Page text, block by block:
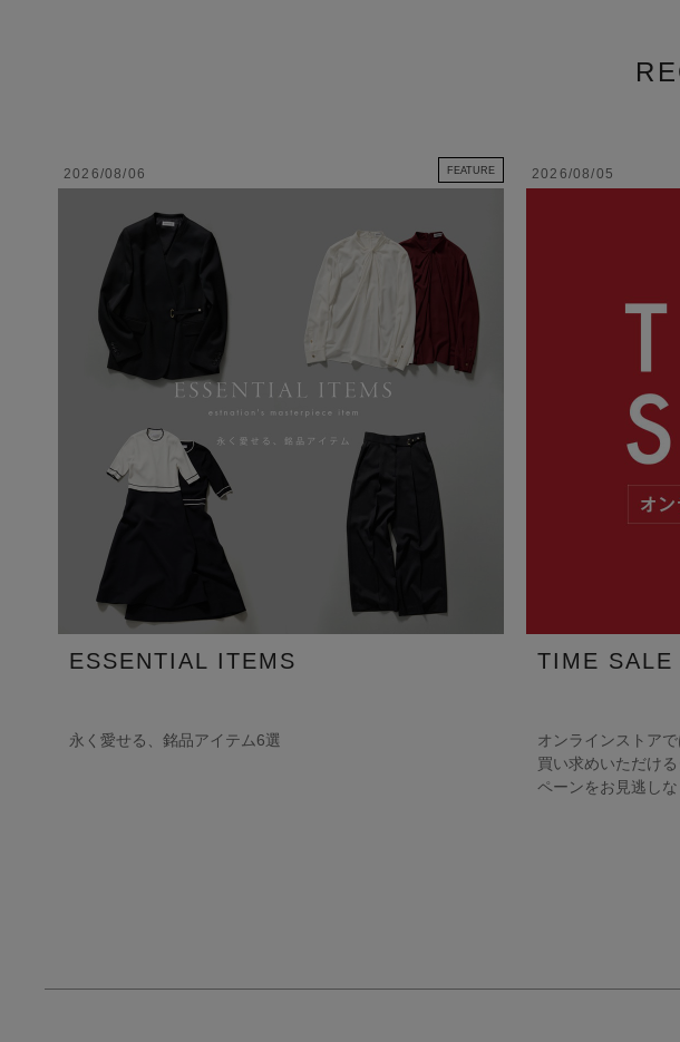
2026/08/06 FEATURE
ESSENTIAL ITEMS
永く愛せる、銘品アイテム6選
2026/08/05
オンラインストア
買い求めいただけ
ペーンをお見逃しな